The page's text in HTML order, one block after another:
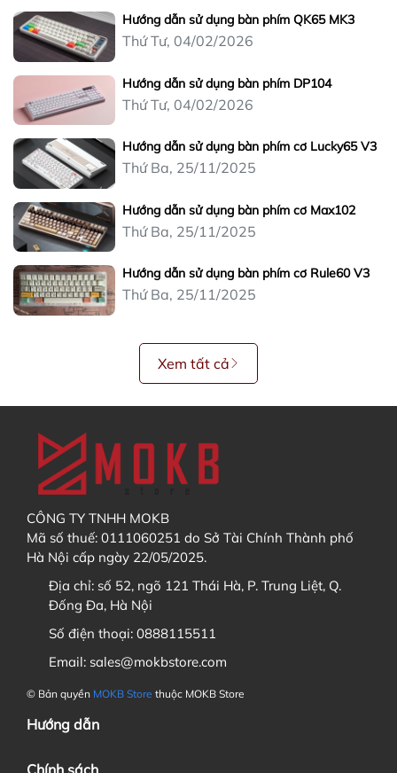
Hướng dẫn sử dụng bàn phím QK65 MK3
Thứ Tư, 04/02/2026
Hướng dẫn sử dụng bàn phím DP104
Thứ Tư, 04/02/2026
Hướng dẫn sử dụng bàn phím cơ Lucky65 V3
Thứ Ba, 25/11/2025
Hướng dẫn sử dụng bàn phím cơ Max102
Thứ Ba, 25/11/2025
Hướng dẫn sử dụng bàn phím cơ Rule60 V3
Thứ Ba, 25/11/2025
Xem tất cả
CÔNG TY TNHH MOKB
Mã số thuế: 0111060251 do Sở Tài Chính Thành phố
Hà Nội cấp ngày 22/05/2025.
Địa chỉ: số 52, ngõ 121 Thái Hà, P. Trung Liệt, Q.
Đống Đa, Hà Nội
Số điện thoại: 0888115511
Email: sales@mokbstore.com
© Bản quyền MOKB Store thuộc MOKB Store
Hướng dẫn
Chính sách